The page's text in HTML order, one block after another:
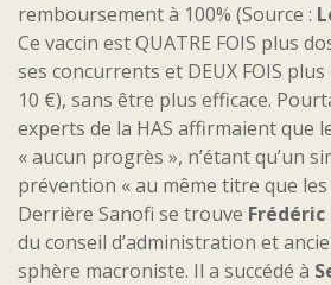
remboursement à 100% (Source :
Ce vaccin est QUATRE FOIS plus
ses concurrents et DEUX FOIS
10 €), sans être plus efficace.
experts de la HAS affirmaient que
« aucun progrès », n’étant qu’un
prévention « au même titre que les
Derrière Sanofi se trouve Frédéric
du conseil d’administration et
sphère macroniste. Il a succédé à